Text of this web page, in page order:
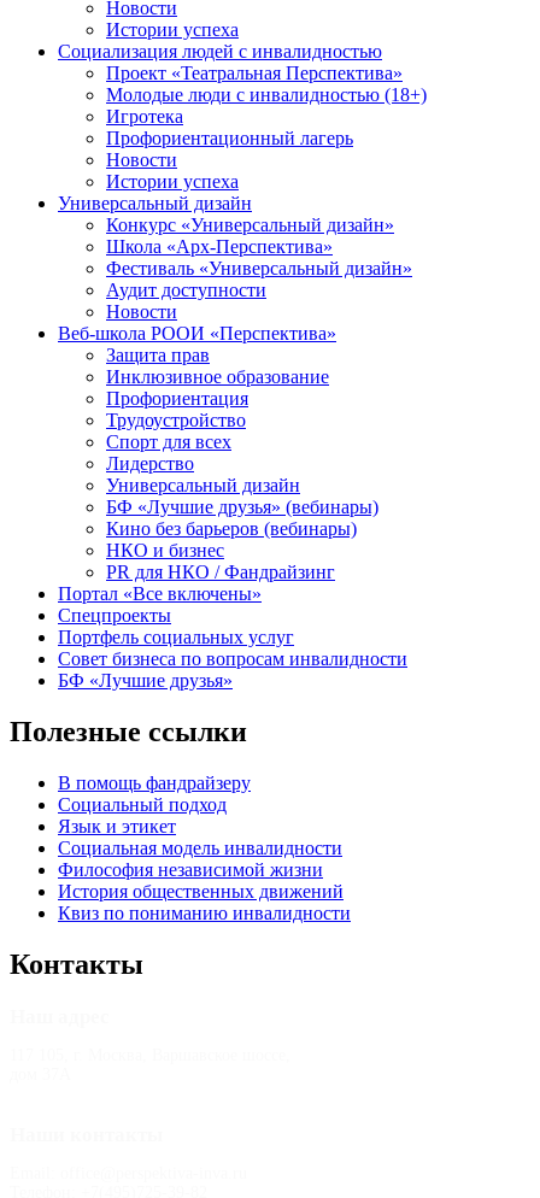
Новости
Истории успеха
Социализация людей с инвалидностью
Проект «Театральная Перспектива»
Молодые люди с инвалидностью (18+)
Игротека
Профориентационный лагерь
Новости
Истории успеха
Универсальный дизайн
Конкурс «Универсальный дизайн»
Школа «Арх-Перспектива»
Фестиваль «Универсальный дизайн»
Аудит доступности
Новости
Веб-школа РООИ «Перспектива»
Защита прав
Инклюзивное образование
Профориентация
Трудоустройство
Спорт для всех
Лидерство
Универсальный дизайн
БФ «Лучшие друзья» (вебинары)
Кино без барьеров (вебинары)
НКО и бизнес
PR для НКО / Фандрайзинг
Портал «Все включены»
Спецпроекты
Портфель социальных услуг
Совет бизнеса по вопросам инвалидности
БФ «Лучшие друзья»
Полезные ссылки
В помощь фандрайзеру
Социальный подход
Язык и этикет
Социальная модель инвалидности
Философия независимой жизни
История общественных движений
Квиз по пониманию инвалидности
Контакты